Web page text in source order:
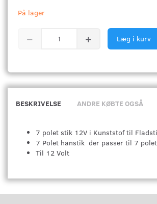
På lager
Læg i kurv
BESKRIVELSE ANDRE KØBTE OGSÅ
7 polet stik 12V i Kunststof til
7 Polet hanstik der passer til 7
Til 12 Volt